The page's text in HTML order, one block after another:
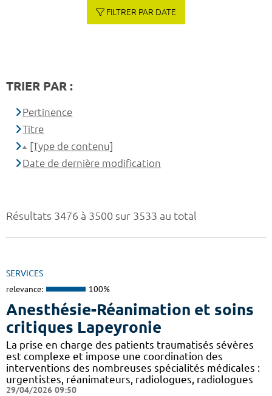
Résultats 3476 à 3500 sur 3533 au total
SERVICES
relevance: 100%
Anesthésie-Réanimation et soins
critiques Lapeyronie
La prise en charge des patients traumatisés sévères
est complexe et impose une coordination des
interventions des nombreuses spécialités médicales :
urgentistes, réanimateurs, radiologues, radiologues
29/04/2026 09:50
FILTRER PAR DATE
TRIER PAR :
Pertinence
Titre
[Type de contenu]
Date de dernière modification